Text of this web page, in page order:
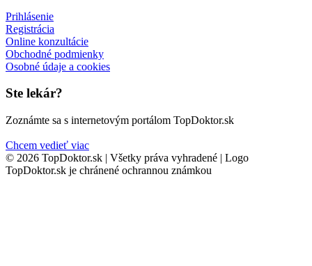
Prihlásenie
Registrácia
Online konzultácie
Obchodné podmienky
Osobné údaje a cookies
Ste lekár?
Zoznámte sa s internetovým portálom TopDoktor.sk
Chcem vedieť viac
© 2026 TopDoktor.sk | Všetky práva vyhradené | Logo
TopDoktor.sk je chránené ochrannou známkou